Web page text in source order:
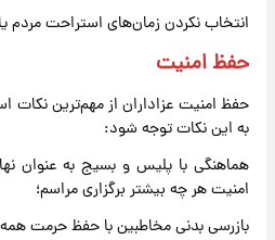
انتخاب نکردن زمان‌های استراحت مردم
حفظ امنیت
حفظ امنیت عزاداران از مهم‌ترین
به این نکات توجه شود:
هماهنگی با پلیس و بسیج به عنوان
امنیت هر چه بیشتر برگزاری مراسم؛
بازرسی بدنی مخاطبین با حفظ حرمت همه